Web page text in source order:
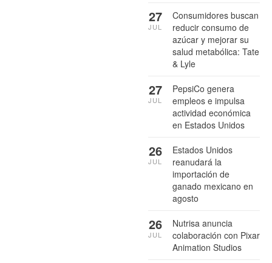
Consumidores buscan
reducir consumo de
azúcar y mejorar su
salud metabólica: Tate
& Lyle
27
JUL
PepsiCo genera
empleos e impulsa
actividad económica
en Estados Unidos
27
JUL
Estados Unidos
reanudará la
importación de
ganado mexicano en
agosto
26
JUL
Nutrisa anuncia
colaboración con Pixar
Animation Studios
26
JUL